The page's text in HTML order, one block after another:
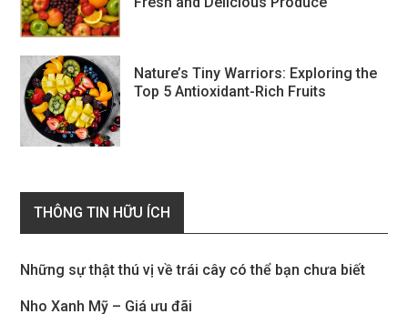
Nature’s Tiny Warriors: Exploring the
Top 5 Antioxidant-Rich Fruits
THÔNG TIN HỮU ÍCH
Những sự thật thú vị về trái cây có thể bạn chưa biết
Nho Xanh Mỹ – Giá ưu đãi